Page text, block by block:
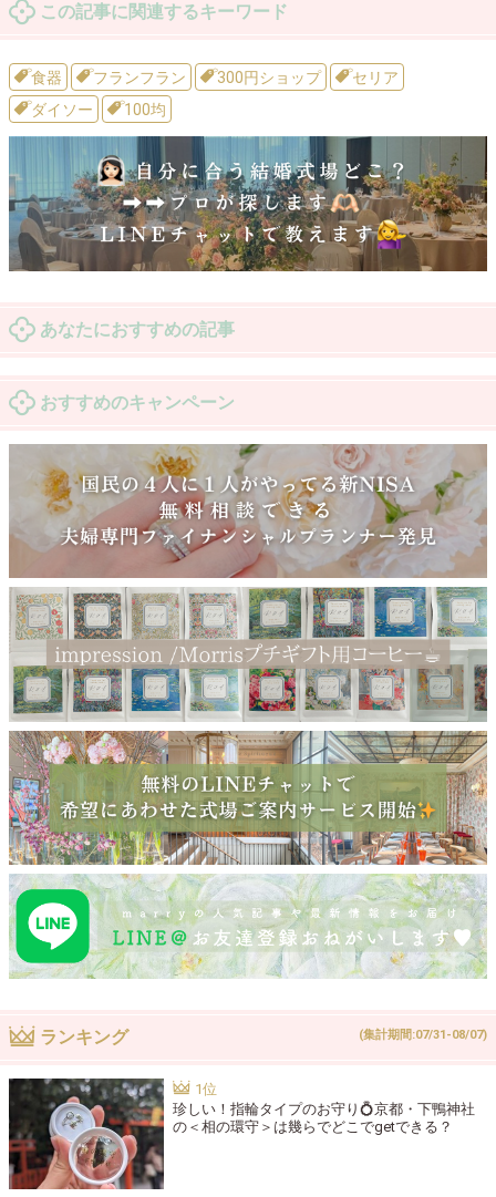
この記事に関連するキーワード
食器 フランフラン 300円ショップ
セリア
ダイソー
100均
あなたにおすすめの記事
おすすめのキャンペーン
ランキング (集計期間:07/31-08/07)
珍しい！指輪タイプのお守り💍京都・下鴨神社
の＜相の環守＞は幾らでどこでgetできる？